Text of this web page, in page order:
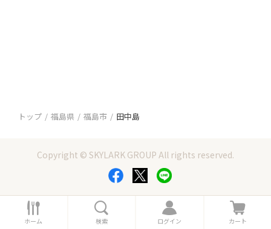
トップ 福島県 福島市 田中島
Copyright © SKYLARK GROUP All rights reserved.
ホ
ー
ホーム 索
検索
ロ
グ
ログイン
カ
ー
カート